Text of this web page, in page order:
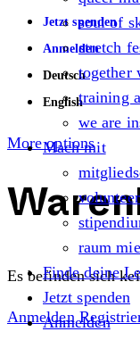
Jetzt spenden
Anmelden
Deutsch
English
More options
Es befinden sich
Anmelden
soul of
stretch
together
training
we are
Mach mit
raum
Finde deine
Jetzt spenden
Anmelden